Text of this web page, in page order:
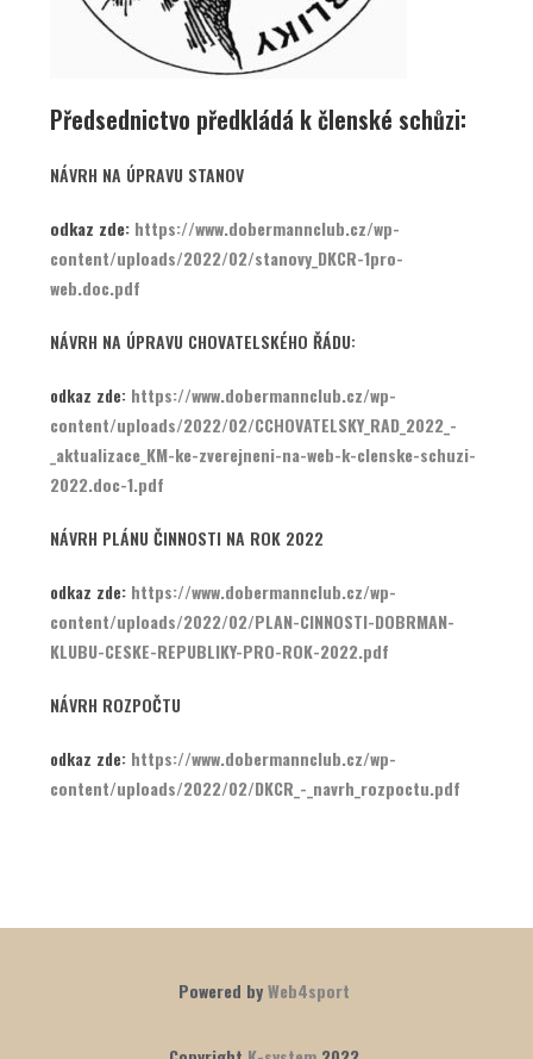
Předsednictvo předkládá k členské schůzi:
NÁVRH NA ÚPRAVU STANOV
odkaz zde: https://www.dobermannclub.cz/wp-
content/uploads/2022/02/stanovy_DKCR-1pro-
web.doc.pdf
NÁVRH NA ÚPRAVU CHOVATELSKÉHO ŘÁDU:
odkaz zde: https://www.dobermannclub.cz/wp-
content/uploads/2022/02/CCHOVATELSKY_RAD_2022_-
_aktualizace_KM-ke-zverejneni-na-web-k-clenske-schuzi-
2022.doc-1.pdf
NÁVRH PLÁNU ČINNOSTI NA ROK 2022
odkaz zde: https://www.dobermannclub.cz/wp-
content/uploads/2022/02/PLAN-CINNOSTI-DOBRMAN-
KLUBU-CESKE-REPUBLIKY-PRO-ROK-2022.pdf
NÁVRH ROZPOČTU
odkaz zde: https://www.dobermannclub.cz/wp-
content/uploads/2022/02/DKCR_-_navrh_rozpoctu.pdf
Powered byWeb4sport